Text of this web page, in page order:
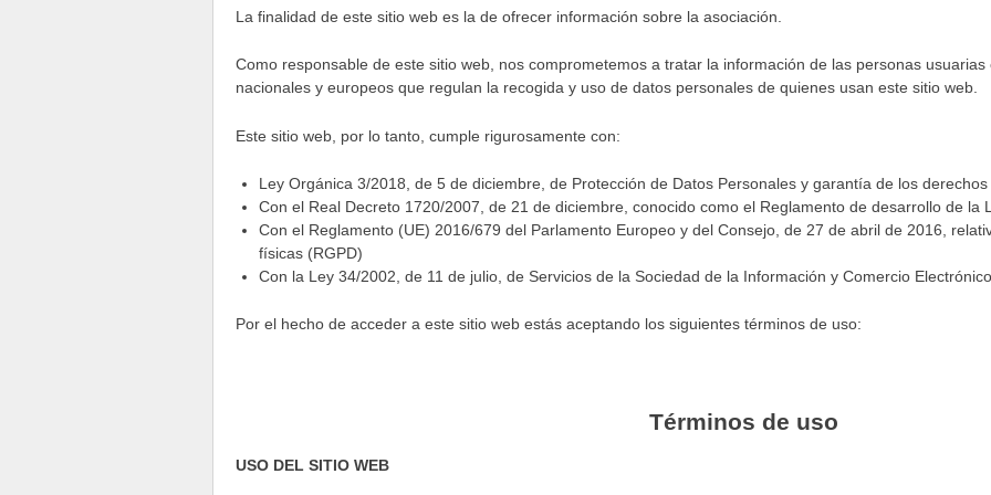
La finalidad de este sitio web es la de ofrecer información sobre la asociación.
Como responsable de este sitio web, nos comprometemos a tratar la información de las personas
nacionales y europeos que regulan la recogida y uso de datos personales de quienes usan este sitio web.
Este sitio web, por lo tanto, cumple rigurosamente con:
Ley Orgánica 3/2018, de 5 de diciembre, de Protección de Datos Personales y garantía de los
Con el Real Decreto 1720/2007, de 21 de diciembre, conocido como el Reglamento de desarrollo de la
Con el Reglamento (UE) 2016/679 del Parlamento Europeo y del Consejo, de 27 de abril de 2016,
físicas (RGPD)
Con la Ley 34/2002, de 11 de julio, de Servicios de la Sociedad de la Información y Comercio
Por el hecho de acceder a este sitio web estás aceptando los siguientes términos de uso:
Términos de uso
USO DEL SITIO WEB